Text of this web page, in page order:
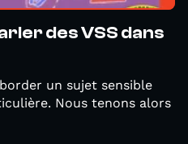
des VSS dans
un sujet sensible
Nous tenons alors